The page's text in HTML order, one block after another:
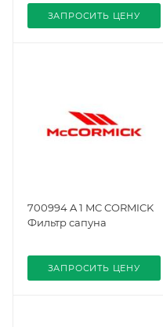
ЗАПРОСИТЬ ЦЕНУ
700994 A 1 MC CORMICK
Фильтр сапуна
ЗАПРОСИТЬ ЦЕНУ